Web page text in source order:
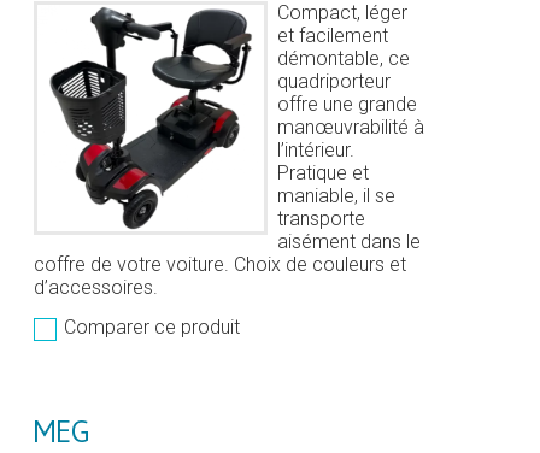
Compact, léger
et facilement
démontable, ce
quadriporteur
offre une grande
manœuvrabilité à
l’intérieur.
Pratique et
maniable, il se
transporte
aisément dans le
coffre de votre voiture. Choix de couleurs et
d’accessoires.
Comparer ce produit
MEG